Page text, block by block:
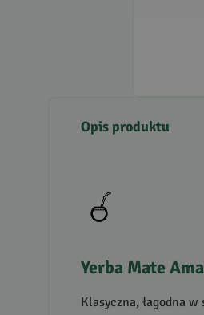
Opis produktu
Yerba Mate
Klasyczna, łagodna